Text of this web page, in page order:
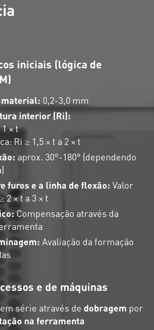
iniciais (lógica de
material: 0,2-3,0 mm
interior (Ri):
× t
Ri ≥ 1,5 × t a 2 × t
aprox. 30°-180° (dependendo
furos e a linha de flexão: Valor
2 × t a 3 × t
Compensação através da
Avaliação da formação
e de máquinas
série através de dobragem por
na ferramenta